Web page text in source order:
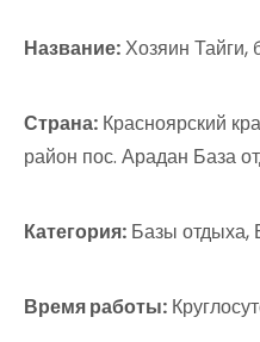
Название:Хозяин Тайги,
Страна: Красноярский
район пос. Арадан База
Категория: Базы
Время работы: